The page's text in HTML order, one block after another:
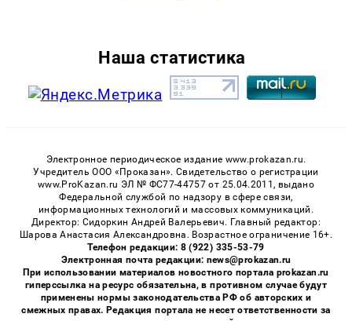
Наша статистика
Электронное периодическое издание www.prokazan.ru.
Учредитель ООО «Проказан». Cвидетельство о регистрации
www.ProKazan.ru ЭЛ № ФС77-44757 от 25.04.2011, выдано
Федеральной службой по надзору в сфере связи,
информационных технологий и массовых коммуникаций.
Директор: Сидоркин Андрей Валерьевич. Главный редактор:
Шарова Анастасия Александровна. Возрастное ограничение 16+.
Телефон редакции: 8 (922) 335-53-79
Электронная почта редакции: news@prokazan.ru
При использовании материалов новостного портала prokazan.ru
гиперссылка на ресурс обязательна, в противном случае будут
применены нормы законодательства РФ об авторских и
смежных правах. Редакция портала не несет ответственности за